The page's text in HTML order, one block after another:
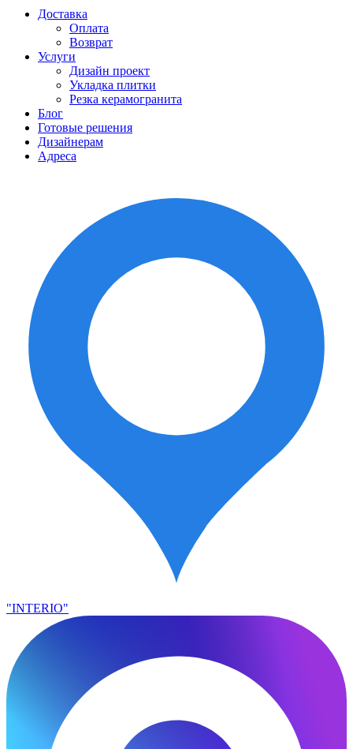
Доставка
Оплата
Возврат
Услуги
Дизайн проект
Укладка плитки
Резка керамогранита
Блог
Готовые решения
Дизайнерам
Адреса
"INTERIO"